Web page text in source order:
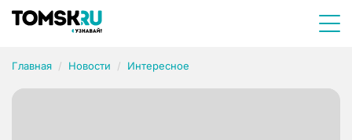
Главная Новости Интересное